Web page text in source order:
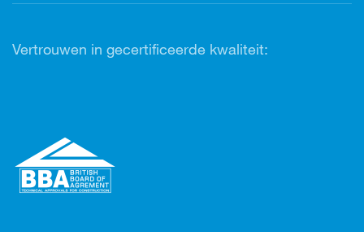
Vertrouwen in gecertificeerde kwaliteit: